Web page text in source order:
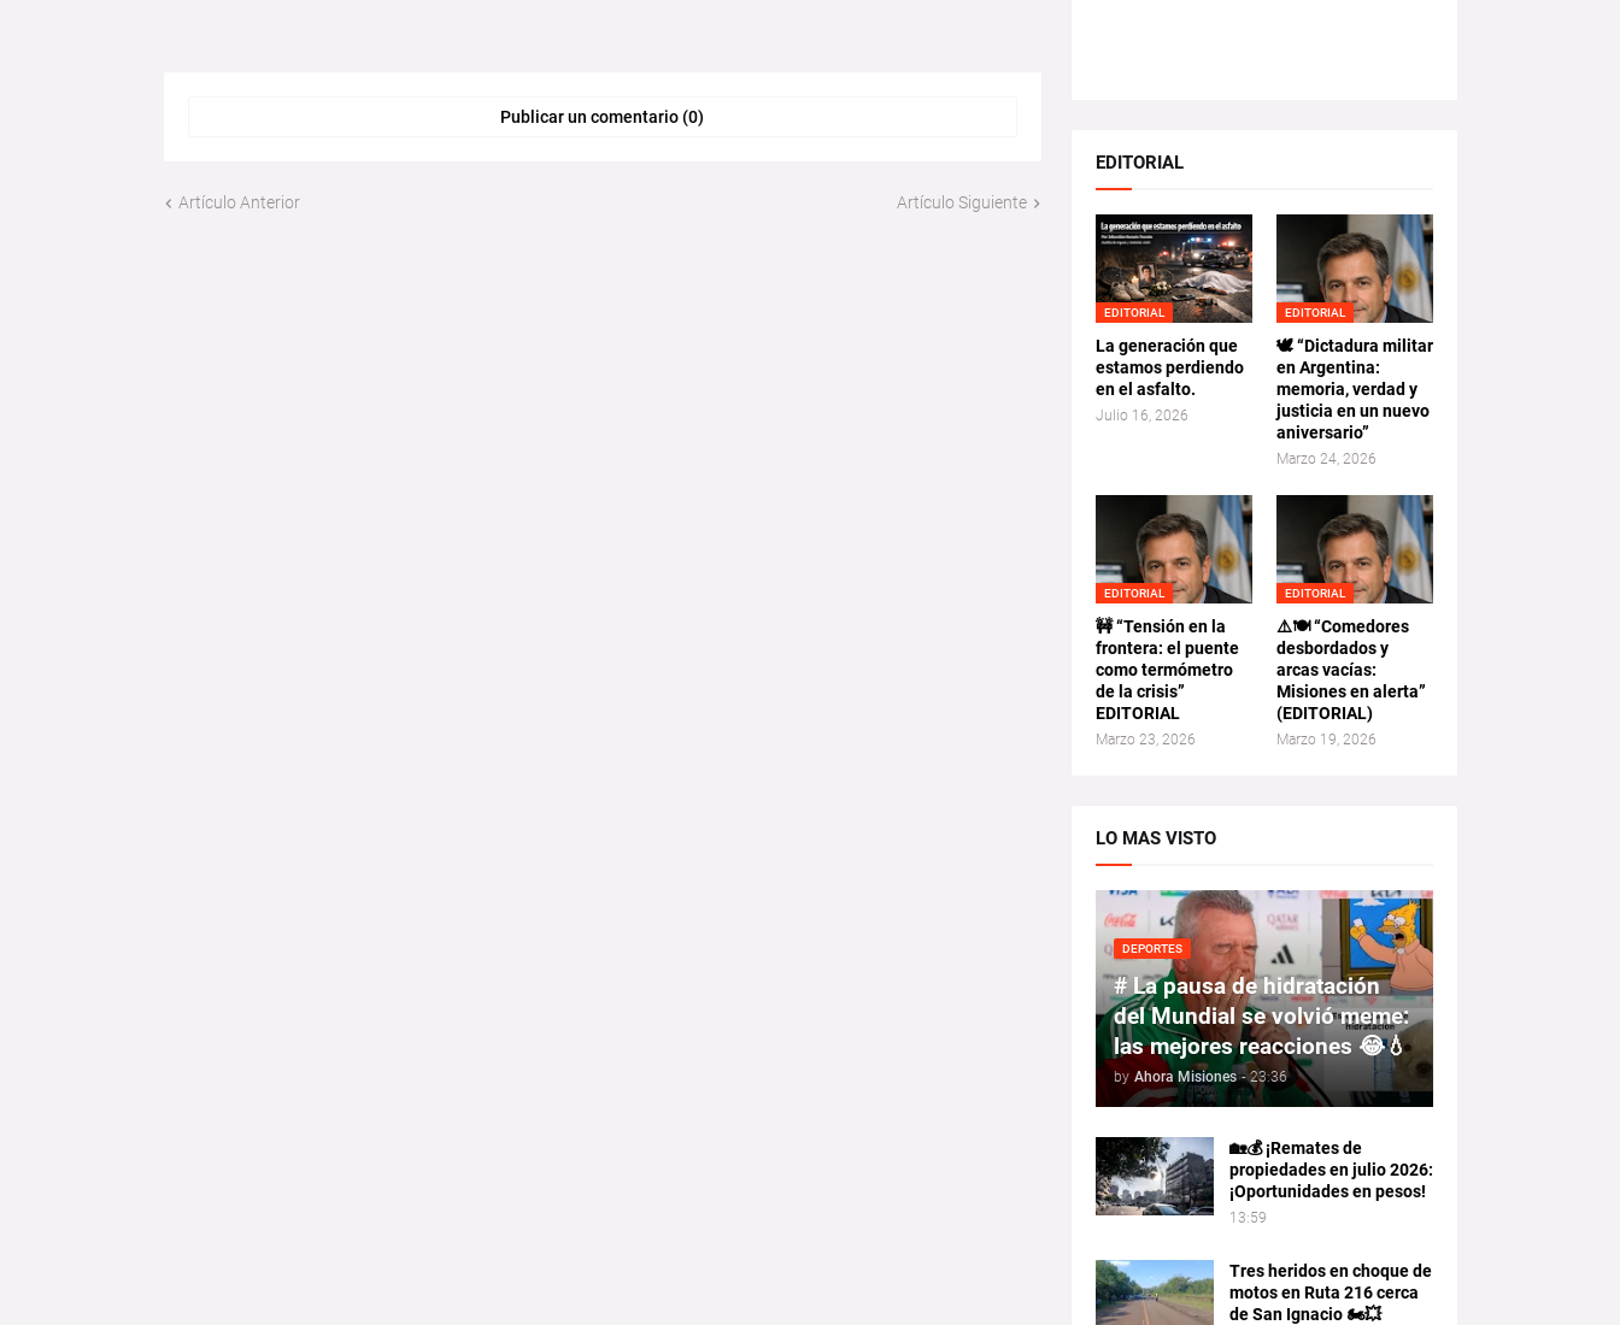
Publicar un comentario (0)
Artículo Anterior Artículo Siguiente
EDITORIAL
EDITORIAL
La generación que
estamos perdiendo
en el asfalto.
Julio 16, 2026
EDITORIAL
🕊️ “Dictadura militar
en Argentina:
memoria, verdad y
justicia en un nuevo
aniversario”
Marzo 24, 2026
EDITORIAL
🚧 “Tensión en la
frontera: el puente
como termómetro
de la crisis”
EDITORIAL
Marzo 23, 2026
EDITORIAL
⚠️🍽️ “Comedores
desbordados y
arcas vacías:
Misiones en alerta”
(EDITORIAL)
Marzo 19, 2026
LO MAS VISTO
DEPORTES
# La pausa de hidratación
del Mundial se volvió meme:
las mejores reacciones 😂💧
by Ahora Misiones - 23:36
🏡💰 ¡Remates de
propiedades en julio 2026:
¡Oportunidades en pesos!
13:59
Tres heridos en choque de
motos en Ruta 216 cerca
de San Ignacio 🏍️💥